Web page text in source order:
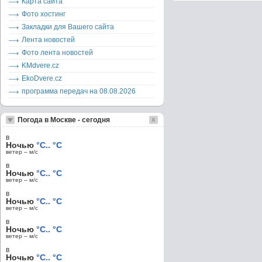
Фото хостинг
Закладки для Вашего сайта
Лента новостей
Фото лента новостей
KMdvere.cz
EkoDvere.cz
программа передач на 08.08.2026
Погода в Москве - сегодня
в
Ночью °C.. °C
ветер – м/c
в
Ночью °C.. °C
ветер – м/c
в
Ночью °C.. °C
ветер – м/c
в
Ночью °C.. °C
ветер – м/c
в
Ночью °C.. °C